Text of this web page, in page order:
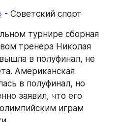
- Советский спорт
турнире сборная
тренера Николая
в полуфинал, не
Американская
в полуфинал, но
заявил, что его
играм